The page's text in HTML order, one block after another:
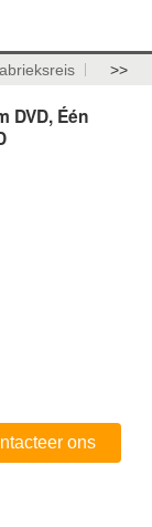
>>
DVD, Één
ons